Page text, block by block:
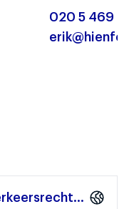
020 5 469
Verzekeringskaart (IPID) Verkeersrechtsbijstandverzekering